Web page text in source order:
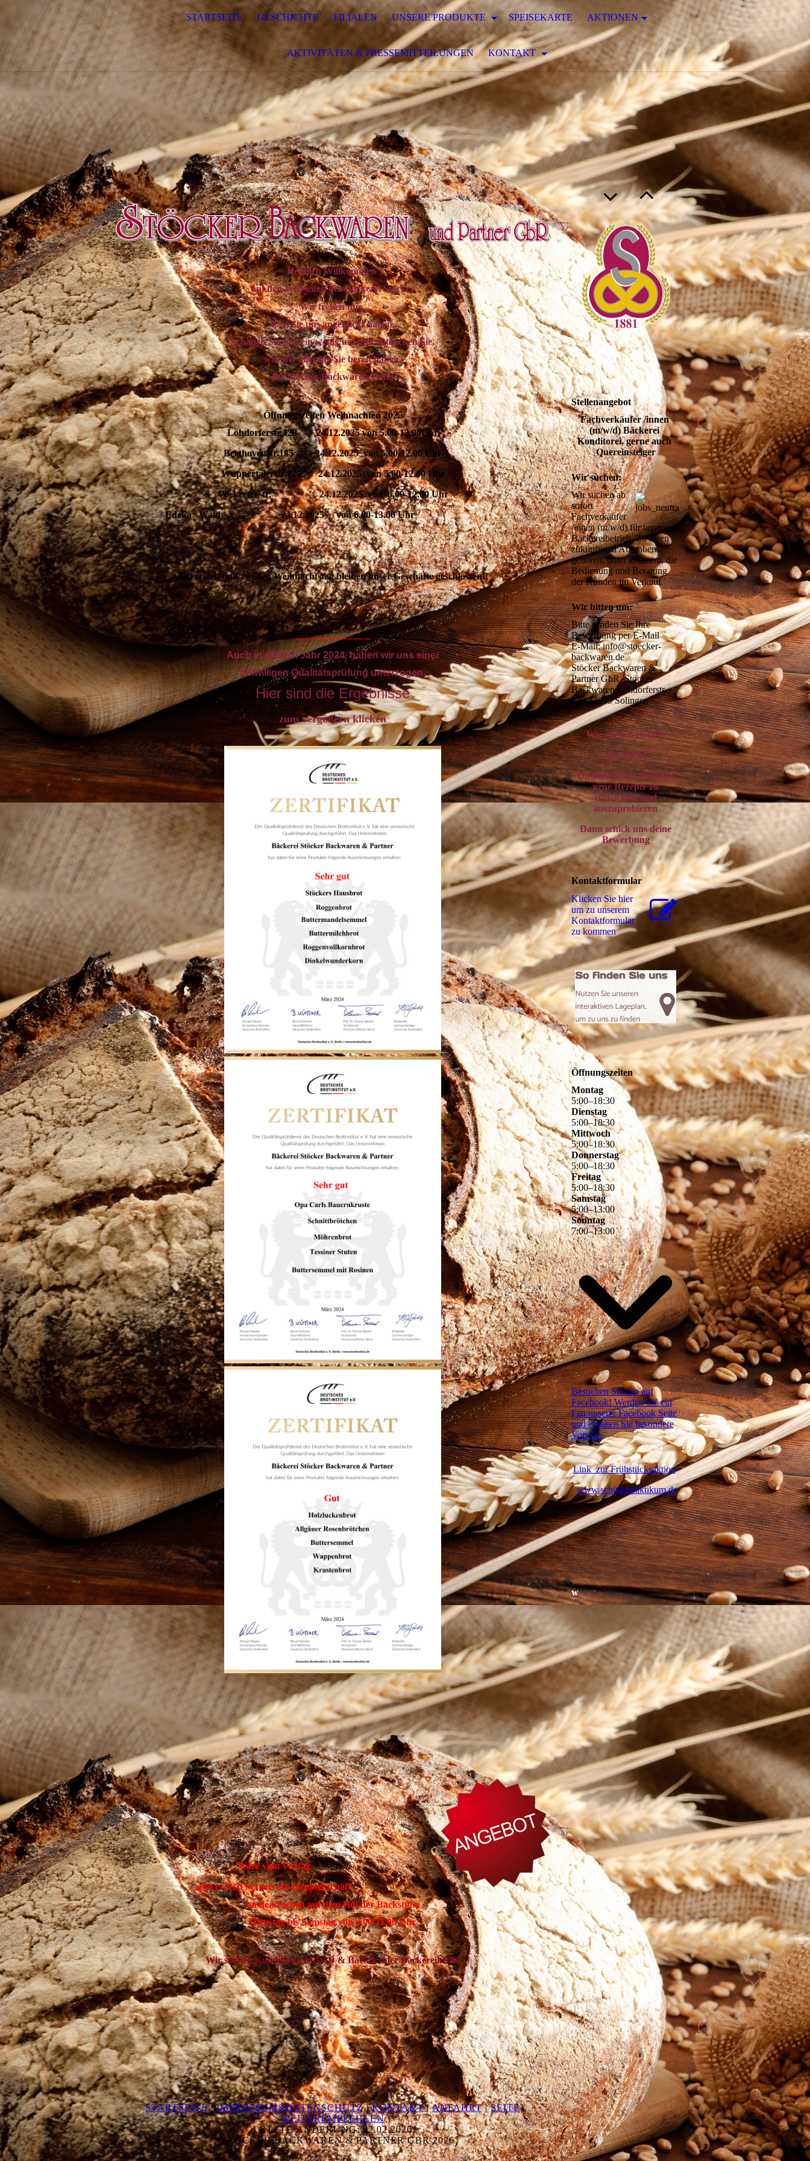
STARTSEITE GESCHICHTE FILIALEN UNSERE PRODUKTE SPEISEKARTE AKTIONEN
AKTIVITÄTEN & PRESSEMITTEILUNGEN KONTAKT
Herzlich Willkommen
auf den Webseiten der Bäckerei Stöcker
Wir freuen uns,
dass Sie uns angeklickt haben.
Schauen Sie sich ein wenig um und entdecken Sie,
was wir alles für Sie bereit halten.
Ihr Stöcker Backwaren Team
Öffnungszeiten Weihnachten 2025
Löhdorferstr.128 24.12.2025 von 5.00-12.00Uhr
Beethovenstr.185 24.12.2025 von 5.00-12.00 Uhr
Wuppertalerstr.127 24.12.2025 von 5.00-12.00 Uhr
Vockerterstr. 24.12.2025 von 6.00-12.00 Uhr
Edeka Wald 24.12.2025 von 6.00-13.00 Uhr
Am ersten und zweiten Weihnachtstag bleiben unser Geschäfte geschlossen!!
-------------------------
Auch in diesem Jahr 2024, haben wir uns einer
freiwilligen Qualitätsprüfung unterzogen.
Hier sind die Ergebnisse
zum vergößern klicken
Ware vom Vortag
gibt es jetzt bei uns am Hauptgeschäft
an den Eichen auf dem Hof der Backstube
Dienstag bis Samstag von 8.00-11.00 Uhr
Wir suchen Konditoren M/W/D & Bäcker oder Bäckereihelfer
STARTSEITE|IMPRESSUM&DATENSCHUTZ|KONTAKT|ANFAHRT|SEITE
WEITEREMPFEHLEN
LETZTE ÄNDERUNG: 22.02.2026
© STÖCKER BACKWAREN & PARTNER GBR 2026
Stellenangebot
Fachverkäufer /innen
(m/w/d) Bäckerei
Konditorei, gerne auch
Quereinsteiger
Wir suchen:
Wir suchen ab
sofort
Fachverkäufer
/innen (m/w/d) für unseren
Bäckereibetrieb. Zu Ihren
zukünftigen Aufgaben
gehören, unter anderem, die
Bedienung und Beratung
der Kunden im Verkauf.
Wir bitten um:
Bitte senden Sie Ihre
Bewerbung per E-Mail
E-Mail: info@stoecker-
backwaren.de
Stöcker Backwaren &
Partner GbR  Stöcker
Backwaren Löhdorferstr.
128 42699 Solingen
Wir suchen Helden
der Nacht
Du bist kreativ hast lust
neue Rezepte zu
entwickeln und
auszuprobieren
Dann schick uns deine
Bewerbung
Kontaktformular
Klicken Sie hier
um zu unserem
Kon­takt­for­mu­lar
zu kommen
Öffnungszeiten
Montag
5:00–18:30
Dienstag
5:00–18:30
Mittwoch
5:00–18:30
Donnerstag
5:00–18:30
Freitag
5:00–18:30
Samstag
5:00–13:00
Sonntag
7:00–13:00
Besuchen Sie uns auf
Facebook! Werden Sie ein
Fan unserer Facebook Seite
und erhalten Sie besondere
Vorteile.
Link zur Frühstücksaktion
www.schülerpraktikum.de
w